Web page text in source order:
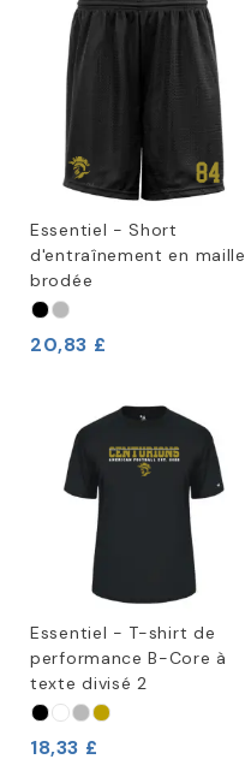
Essentiel - Short
d'entraînement en maille
brodée
20,83 £
Essentiel - T-shirt de
performance B-Core à
texte divisé 2
18,33 £